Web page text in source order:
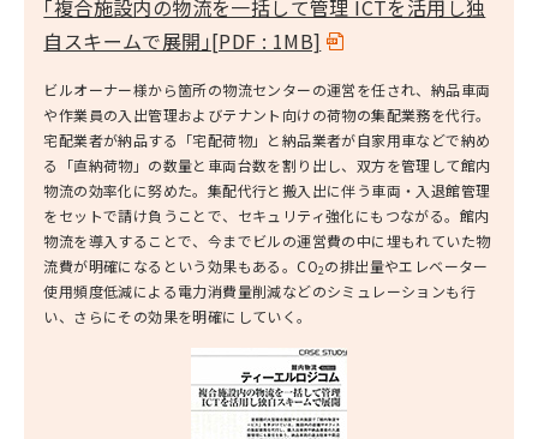
｢複合施設内の物流を一括して管理 ICTを活用し独
自スキームで展開｣[PDF : 1MB]
ビルオーナー様から箇所の物流センターの運営を任され、納品車両
や作業員の入出管理およびテナント向けの荷物の集配業務を代行。
宅配業者が納品する「宅配荷物」と納品業者が自家用車などで納め
る「直納荷物」の数量と車両台数を割り出し、双方を管理して館内
物流の効率化に努めた。集配代行と搬入出に伴う車両・入退館管理
をセットで請け負うことで、セキュリティ強化にもつながる。館内
物流を導入することで、今までビルの運営費の中に埋もれていた物
流費が明確になるという効果もある。CO2の排出量やエレベーター
使用頻度低減による電力消費量削減などのシミュレーションも行
い、さらにその効果を明確にしていく。